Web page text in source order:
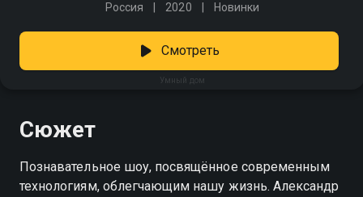
Россия 2020 Новинки
Умный дом
Смотреть
Сюжет
Познавательное шоу, посвящённое современным
технологиям, облегчающим нашу жизнь. Александр